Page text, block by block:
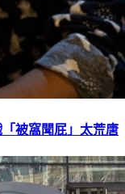
被窩聞屁」太荒唐